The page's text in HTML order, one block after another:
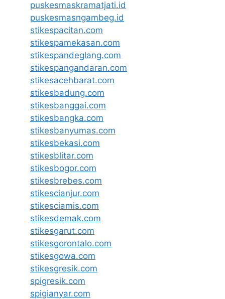
puskesmaskramatjati.id
puskesmasngambeg.id
stikespacitan.com
stikespamekasan.com
stikespandeglang.com
stikespangandaran.com
stikesacehbarat.com
stikesbadung.com
stikesbanggai.com
stikesbangka.com
stikesbanyumas.com
stikesbekasi.com
stikesblitar.com
stikesbogor.com
stikesbrebes.com
stikescianjur.com
stikesciamis.com
stikesdemak.com
stikesgarut.com
stikesgorontalo.com
stikesgowa.com
stikesgresik.com
spigresik.com
spigianyar.com